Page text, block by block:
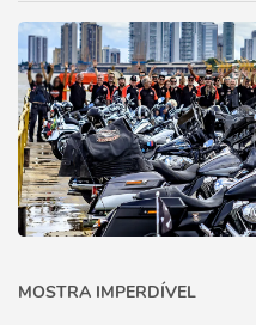
MOSTRA IMPERDÍVEL